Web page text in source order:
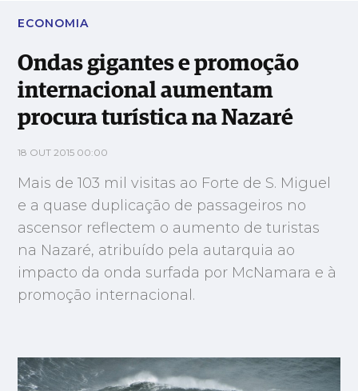
ECONOMIA
Ondas gigantes e promoção
internacional aumentam
procura turística na Nazaré
18 OUT 2015 00:00
Mais de 103 mil visitas ao Forte de S. Miguel
e a quase duplicação de passageiros no
ascensor reflectem o aumento de turistas
na Nazaré, atribuído pela autarquia ao
impacto da onda surfada por McNamara e à
promoção internacional.